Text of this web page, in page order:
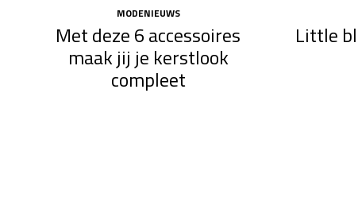
MODENIEUWS
Met deze 6 accessoires
maak jij je kerstlook
compleet
Little